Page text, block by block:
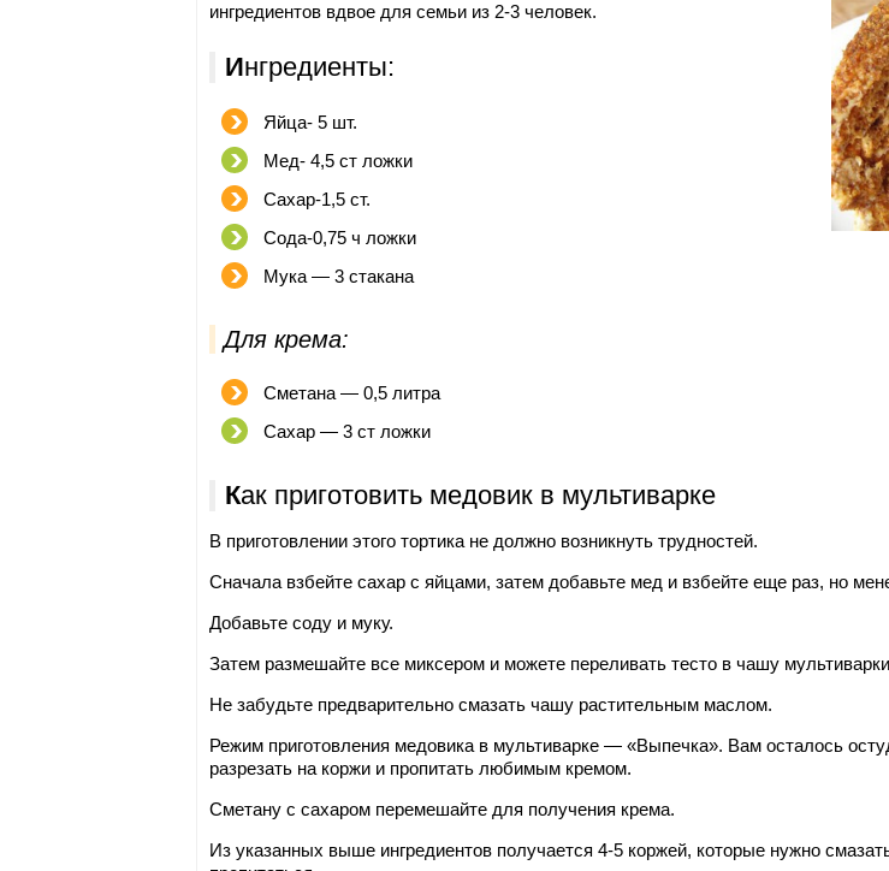
ингредиентов вдвое для семьи из 2-3 человек.
Ингредиенты:
Яйца- 5 шт.
Мед- 4,5 ст ложки
Сахар-1,5 ст.
Сода-0,75 ч ложки
Мука — 3 стакана
Для крема:
Сметана — 0,5 литра
Сахар — 3 ст ложки
Как приготовить медовик в мультиварке
В приготовлении этого тортика не должно возникнуть трудностей.
Сначала взбейте сахар с яйцами, затем добавьте мед и взбейте еще раз, но
Добавьте соду и муку.
Затем размешайте все миксером и можете переливать тесто в чашу
Не забудьте предварительно смазать чашу растительным маслом.
Режим приготовления медовика в мультиварке — «Выпечка». Вам осталось
разрезать на коржи и пропитать любимым кремом.
Сметану с сахаром перемешайте для получения крема.
Из указанных выше ингредиентов получается 4-5 коржей, которые нужно